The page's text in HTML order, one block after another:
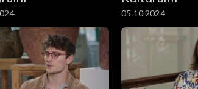
05.10.2024